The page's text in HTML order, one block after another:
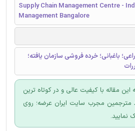
Supply Chain Management Centre -
Management Bangalore
باغبانی؛ خرده فروشی سازمان یافته؛
مقاله با کیفیت عالی و در کوتاه ترین
مجرب سایت ایران عرضه؛ روی
نمایید.